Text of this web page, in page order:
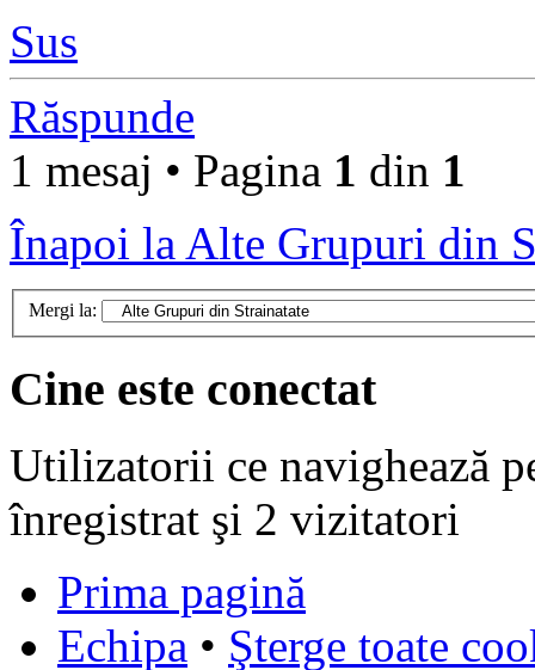
Sus
Răspunde
1 mesaj • Pagina 1 din 1
Înapoi la Alte Grupuri din
Mergi la:
Cine este conectat
Utilizatorii ce navighează
înregistrat şi 2 vizitatori
Prima pagină
Echipa • Şterge toate